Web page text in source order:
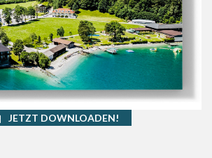
JETZT DOWNLOADEN!